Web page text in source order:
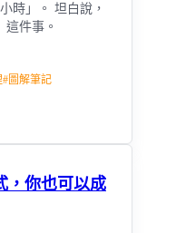
時」。 坦白說，
件事。
#圖解筆記
，你也可以成